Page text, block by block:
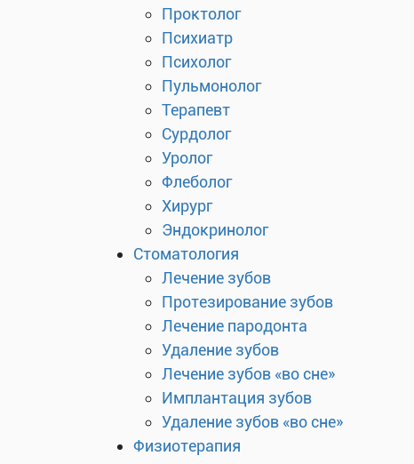
Проктолог
Психиатр
Психолог
Пульмонолог
Терапевт
Сурдолог
Уролог
Флеболог
Хирург
Эндокринолог
Стоматология
Лечение зубов
Протезирование зубов
Лечение пародонта
Удаление зубов
Лечение зубов «во сне»
Имплантация зубов
Удаление зубов «во сне»
Физиотерапия